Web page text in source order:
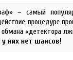
– самый
процедуре
«детектора
них нет шансов!